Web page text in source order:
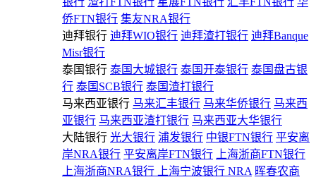
侨FTN银行 集友NRA银行
迪拜银行 迪拜WIO银行 迪拜渣打银行 迪拜Banque
Misr银行
泰国银行 泰国大城银行 泰国开泰银行 泰国盘古银
行 泰国SCB银行 泰国渣打银行
马来西亚银行 马来汇丰银行 马来华侨银行 马来西
亚银行 马来西亚渣打银行 马来西亚大华银行
大陆银行 光大银行 浦发银行 中银FTN银行 平安离
岸NRA银行 平安离岸FTN银行
上海浙商FTN银行
上海浙商NRA银行
上海宁波银行 NRA 晖春农商